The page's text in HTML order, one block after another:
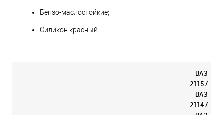
Бензо-маслостойкие;
Силикон красный.
ВАЗ
2115 /
ВАЗ
2114 /